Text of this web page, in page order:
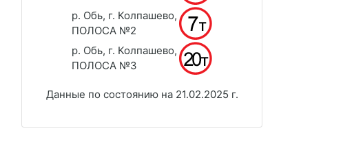
р. Обь, г. Колпашево,
ПОЛОСА №2
р. Обь, г. Колпашево,
ПОЛОСА №3
Данные по состоянию на 21.02.2025 г.